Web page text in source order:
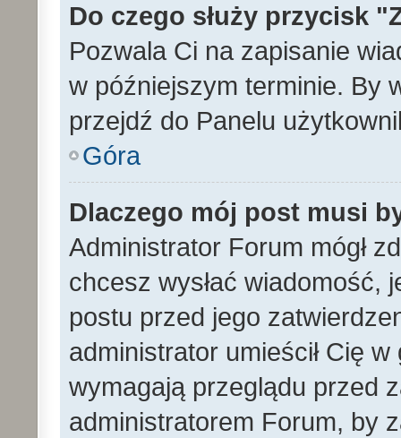
Do czego służy przycisk
Pozwala Ci na zapisanie
w późniejszym terminie. By
przejdź do Panelu
Góra
Dlaczego mój post musi
Administrator Forum mógł
chcesz wysłać wiadomość,
postu przed jego
administrator umieścił Cię
wymagają przeglądu przed
administratorem Forum, by